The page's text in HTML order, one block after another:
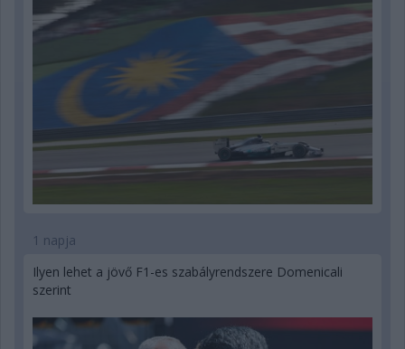
1 napja
Ilyen lehet a jövő F1-es szabályrendszere Domenicali
szerint